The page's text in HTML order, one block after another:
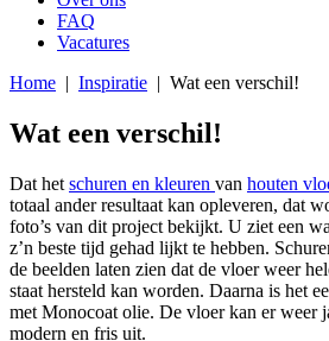
FAQ
Vacatures
Home | Inspiratie | Wat een verschil!
Wat een verschil!
Dat het schuren en kleuren van houten
totaal ander resultaat kan opleveren, dat
foto’s van dit project bekijkt. U ziet een
z’n beste tijd gehad lijkt te hebben.
de beelden laten zien dat de vloer weer
staat hersteld kan worden. Daarna is het
met Monocoat olie. De vloer kan er weer
modern en fris uit.